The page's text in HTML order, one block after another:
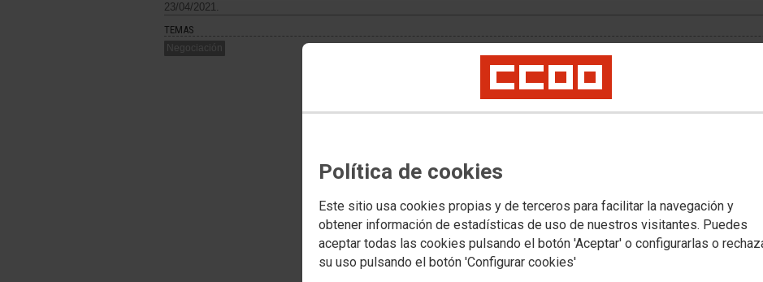
Política de cookies
Este sitio usa cookies propias y de terceros para facilitar la navegación y
obtener información de estadísticas de uso de nuestros visitantes. Puedes
aceptar todas las cookies pulsando el botón 'Aceptar' o configurarlas o
su uso pulsando el botón 'Configurar cookies'
23/04/2021.
TEMAS
Negociación